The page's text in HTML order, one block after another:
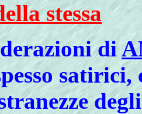
stessa
di
satirici,